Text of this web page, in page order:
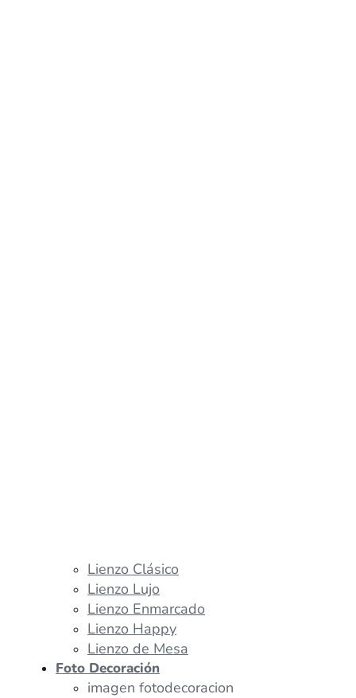
Lienzo Clásico
Lienzo Lujo
Lienzo Enmarcado
Lienzo Happy
Lienzo de Mesa
Foto Decoración
imagen fotodecoracion